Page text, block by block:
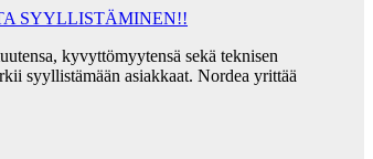
SYYLLISTÄMINEN!!
kyvyttömyytensä sekä teknisen
syyllistämään asiakkaat. Nordea yrittää